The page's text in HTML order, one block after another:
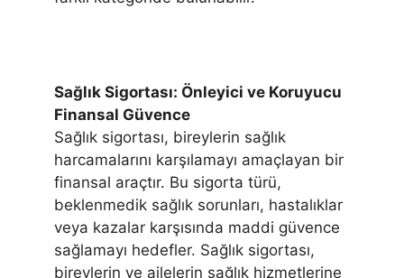
Sağlık Sigortası: Önleyici ve Koruyucu
Finansal Güvence
Sağlık sigortası, bireylerin sağlık
harcamalarını karşılamayı amaçlayan bir
finansal araçtır. Bu sigorta türü,
beklenmedik sağlık sorunları, hastalıklar
veya kazalar karşısında maddi güvence
sağlamayı hedefler. Sağlık sigortası,
bireylerin ve ailelerin sağlık hizmetlerine